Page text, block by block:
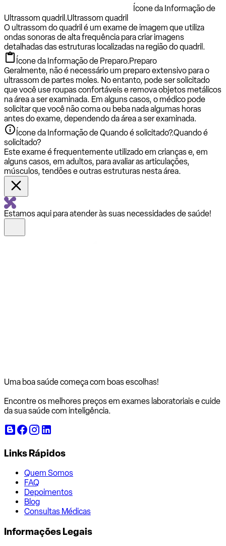
Ícone da Informação de
Ultrassom quadril.Ultrassom quadril
O ultrassom do quadril é um exame de imagem que utiliza
ondas sonoras de alta frequência para criar imagens
detalhadas das estruturas localizadas na região do quadril.
Ícone da Informação de Preparo.Preparo
Geralmente, não é necessário um preparo extensivo para o
ultrassom de partes moles. No entanto, pode ser solicitado
que você use roupas confortáveis e remova objetos metálicos
na área a ser examinada. Em alguns casos, o médico pode
solicitar que você não coma ou beba nada algumas horas
antes do exame, dependendo da área a ser examinada.
Ícone da Informação de Quando é solicitado?.Quando é
solicitado?
Este exame é frequentemente utilizado em crianças e, em
alguns casos, em adultos, para avaliar as articulações,
músculos, tendões e outras estruturas nesta área.
Estamos aqui para atender às suas necessidades de saúde!
Uma boa saúde começa com boas escolhas!
Encontre os melhores preços em exames laboratoriais e cuide
da sua saúde com inteligência.
Links Rápidos
Quem Somos
FAQ
Depoimentos
Blog
Consultas Médicas
Informações Legais